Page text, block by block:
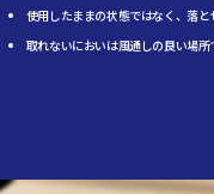
使用したままの状態ではなく、落と
取れないにおいは風通しの良い場所